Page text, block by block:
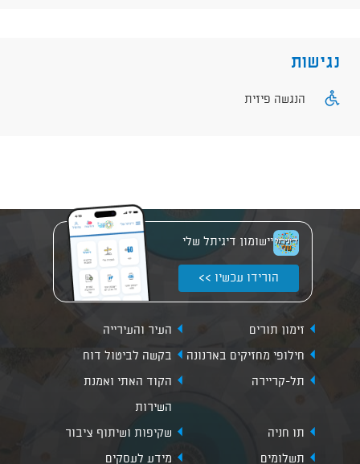
נגישות
הנגשה פיזית
יישומון דיגיתל שלי
הורידו עכשיו >>
זימון תורים
העיר והעירייה
חילופי מחזיקים בארנונה
בקשה לביטול דוח
תל-קריירה
הקוד האתי ואמנת
השירות
תו חניה
שקיפות ושיתוף ציבור
תשלומים
מידע לעסקים